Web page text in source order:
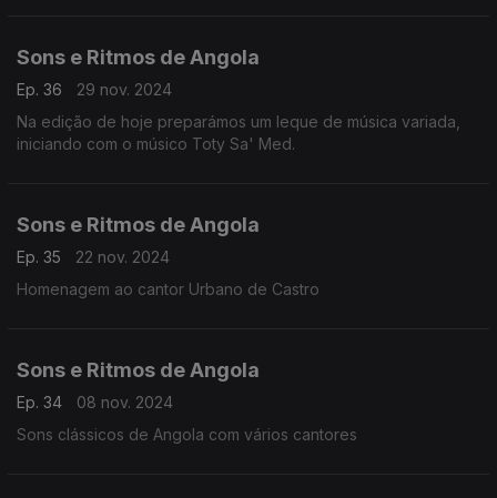
Sons e Ritmos de Angola
Ep. 36
29 nov. 2024
Na edição de hoje preparámos um leque de música variada,
iniciando com o músico Toty Sa' Med.
Sons e Ritmos de Angola
Ep. 35
22 nov. 2024
Homenagem ao cantor Urbano de Castro
Sons e Ritmos de Angola
Ep. 34
08 nov. 2024
Sons clássicos de Angola com vários cantores